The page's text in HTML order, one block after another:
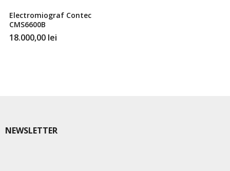
Electromiograf Contec
CMS6600B
18.000,00 lei
NEWSLETTER